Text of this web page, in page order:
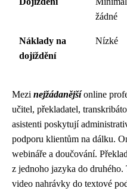
žádné
Náklady na
dojíždění
Nízké
Mezi nejžádanějšíonline
učitel, překladatel,
asistenti poskytují
podporu klientům na dálku.
webináře a doučování.
z jednoho jazyka do
video nahrávky do textové